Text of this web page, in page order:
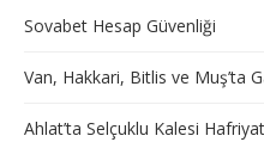
Sovabet Hesap Güvenliği
Van, Hakkari, Bitlis ve Muş’ta
Ahlat’ta Selçuklu Kalesi